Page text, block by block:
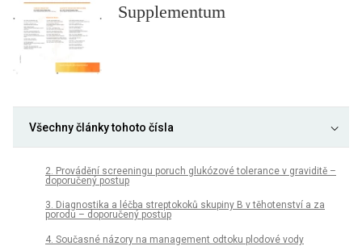
Supplementum
Všechny články tohoto čísla
2. Provádění screeningu poruch glukózové tolerance v graviditě –
doporučený postup
3. Diagnostika a léčba streptokoků skupiny B v těhotenství a za
porodu – doporučený postup
4. Současné názory na management odtoku plodové vody